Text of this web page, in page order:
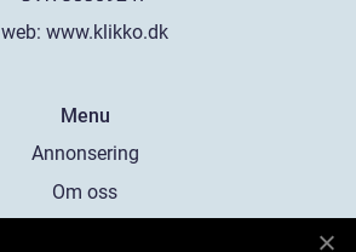
web: www.klikko.dk
Menu
Annonsering
Om oss